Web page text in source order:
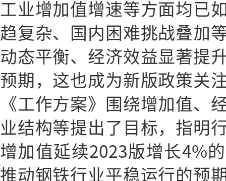
工业增加值增速等方面均已
趋复杂、国内困难挑战叠加
动态平衡、经济效益显著提
预期，这也成为新版政策关
《工作方案》围绕增加值、
业结构等提出了目标，指明
增加值延续2023版增长4%
推动钢铁行业平稳运行的预